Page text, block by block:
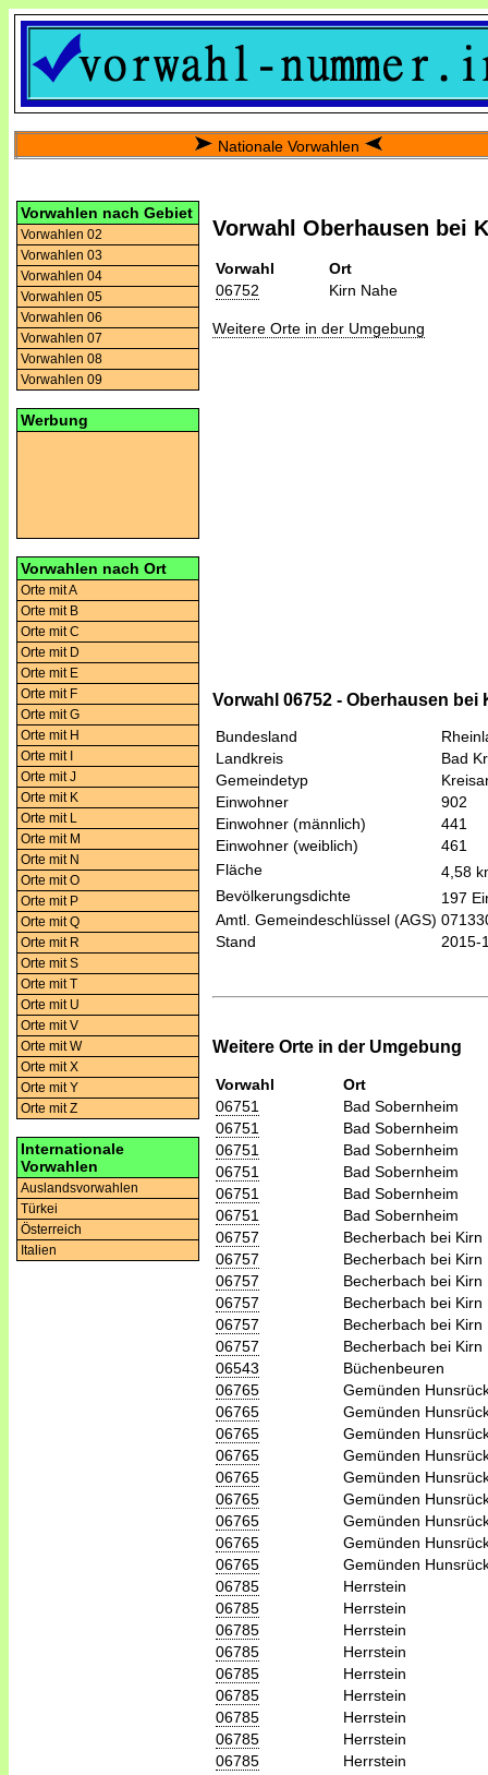
Nationale Vorwahlen
Vorwahlen nach Gebiet
Vorwahlen 02
Vorwahlen 03
Vorwahlen 04
Vorwahlen 05
Vorwahlen 06
Vorwahlen 07
Vorwahlen 08
Vorwahlen 09
Werbung
Vorwahlen nach Ort
Orte mit A
Orte mit B
Orte mit C
Orte mit D
Orte mit E
Orte mit F
Orte mit G
Orte mit H
Orte mit I
Orte mit J
Orte mit K
Orte mit L
Orte mit M
Orte mit N
Orte mit O
Orte mit P
Orte mit Q
Orte mit R
Orte mit S
Orte mit T
Orte mit U
Orte mit V
Orte mit W
Orte mit X
Orte mit Y
Orte mit Z
Internationale
Vorwahlen
Auslandsvorwahlen
Türkei
Österreich
Italien
Vorwahl Oberhausen bei
Vorwahl
Ort
06752
Kirn Nahe
Weitere Orte in der Umgebung
Vorwahl 06752 - Oberhausen bei
Bundesland
Landkreis
Bad
Gemeindetyp
Einwohner
902
Einwohner (männlich)
441
Einwohner (weiblich)
461
Fläche
4,58
Bevölkerungsdichte
197
Amtl. Gemeindeschlüssel (AGS)
Stand
2015-
Weitere Orte in der Umgebung
Vorwahl
Ort
06751
Bad Sobernheim
06751
Bad Sobernheim
06751
Bad Sobernheim
06751
Bad Sobernheim
06751
Bad Sobernheim
06751
Bad Sobernheim
06757
Becherbach bei Kirn
06757
Becherbach bei Kirn
06757
Becherbach bei Kirn
06757
Becherbach bei Kirn
06757
Becherbach bei Kirn
06757
Becherbach bei Kirn
06543
Büchenbeuren
06765
Gemünden
06765
Gemünden
06765
Gemünden
06765
Gemünden
06765
Gemünden
06765
Gemünden
06765
Gemünden
06765
Gemünden
06765
Gemünden
06785
Herrstein
06785
Herrstein
06785
Herrstein
06785
Herrstein
06785
Herrstein
06785
Herrstein
06785
Herrstein
06785
Herrstein
06785
Herrstein